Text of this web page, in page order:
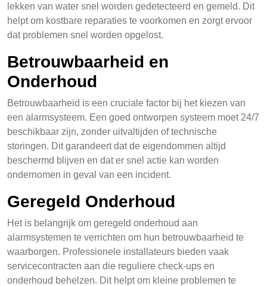
lekken van water snel worden gedetecteerd en gemeld. Dit
helpt om kostbare reparaties te voorkomen en zorgt ervoor
dat problemen snel worden opgelost.
Betrouwbaarheid en
Onderhoud
Betrouwbaarheid is een cruciale factor bij het kiezen van
een alarmsysteem. Een goed ontworpen systeem moet 24/7
beschikbaar zijn, zonder uitvaltijden of technische
storingen. Dit garandeert dat de eigendommen altijd
beschermd blijven en dat er snel actie kan worden
ondernomen in geval van een incident.
Geregeld Onderhoud
Het is belangrijk om geregeld onderhoud aan
alarmsystemen te verrichten om hun betrouwbaarheid te
waarborgen. Professionele installateurs bieden vaak
servicecontracten aan die reguliere check-ups en
onderhoud behelzen. Dit helpt om kleine problemen te